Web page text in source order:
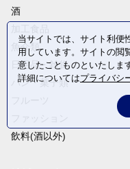
酒
魚介類
日用品・雑貨
パン・菓子類
飲料(酒以外)
当サイトでは、サイト利便
用しています。サイトの閲
意したことものといたしま
詳細についてはプライバシ